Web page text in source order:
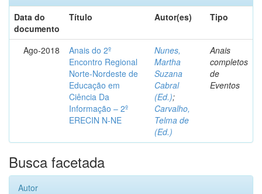
Data do
documento
Título Autor(es) Tipo
Ago-2018
Anais do 2º
Encontro Regional
Norte-Nordeste de
Educação em
Ciência Da
Informação – 2º
ERECIN N-NE
Nunes,
Martha
Suzana
Cabral
(Ed.);
Carvalho,
Telma de
(Ed.)
Anais
completos
de
Eventos
Busca facetada
Autor